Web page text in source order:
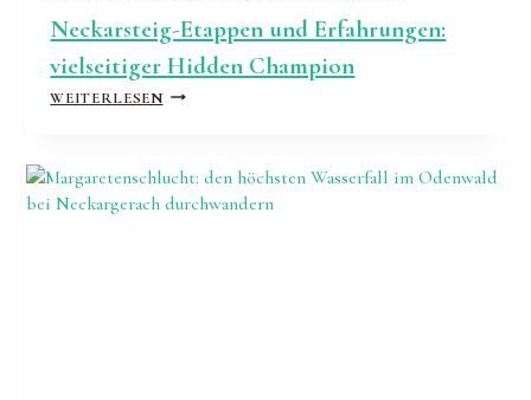
Neckarsteig-Etappen und Erfahrungen:
vielseitiger Hidden Champion
WEITERLESENNECKARSTEIG-
ERFAHRUNGEN:
VIELSEITIGER